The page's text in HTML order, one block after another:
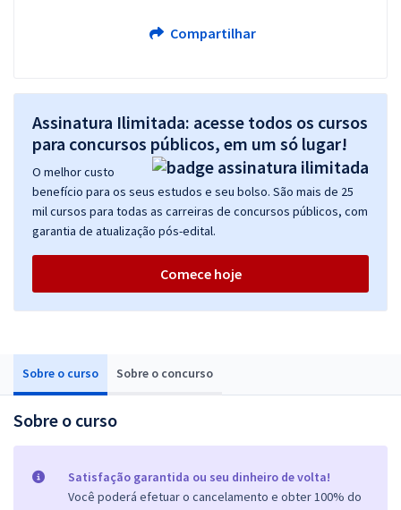
Sobre o curso Sobre o concurso
Sobre o curso
Satisfação garantida ou seu dinheiro de volta!
Você poderá efetuar o cancelamento e obter 100% do
Compartilhar
Assinatura Ilimitada: acesse todos os cursos
para concursos públicos, em um só lugar!
O melhor custo
benefício para os seus estudos e seu bolso. São mais de 25
mil cursos para todas as carreiras de concursos públicos, com
garantia de atualização pós-edital.
Comece hoje